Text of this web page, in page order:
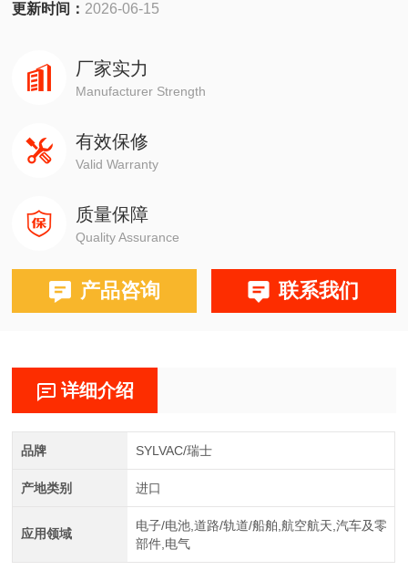
度为500mm范围内的回转体轴类零件的检测均可轻松完成！
CMOS阵列由数千个光敏像素组成。
更新时间： 2026-06-15
厂家实力
Manufacturer Strength
有效保修
Valid Warranty
质量保障
Quality Assurance
产品咨询 联系我们
详细介绍
品牌 SYLVAC/瑞士
产地类别 进口
应用领域
电子/电池,道路/轨道/船舶,航空航天,汽车及零
部件,电气